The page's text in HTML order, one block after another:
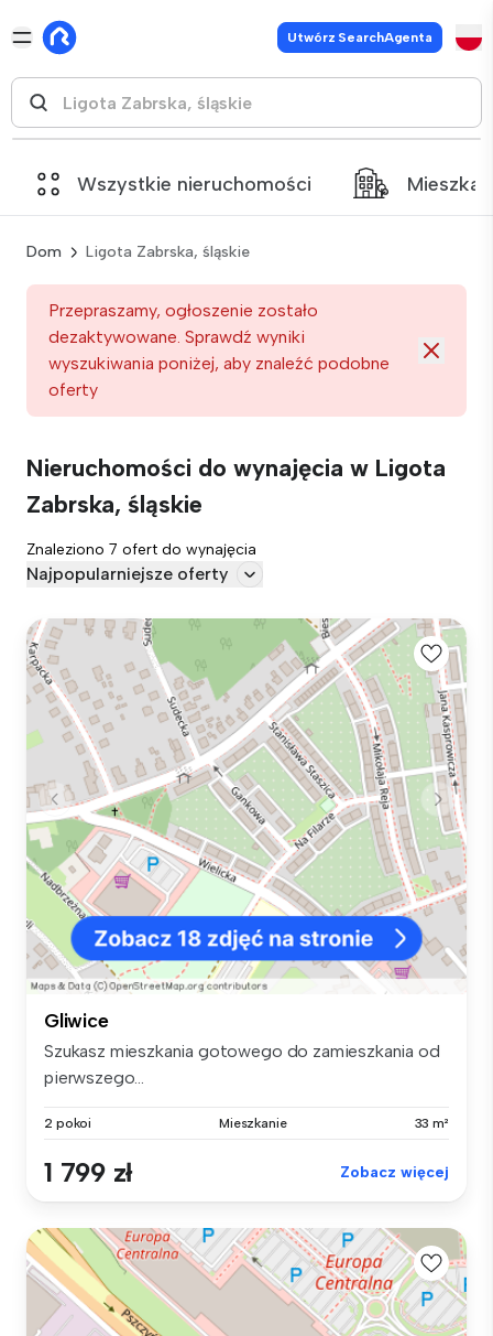
Utwórz SearchAgenta
Wszystkie nieruchomości
Dom Ligota Zabrska, śląskie
Przepraszamy, ogłoszenie zostało
dezaktywowane. Sprawdź wyniki
wyszukiwania poniżej, aby znaleźć podobne
oferty
Nieruchomości do wynajęcia w Ligota
Zabrska, śląskie
Znaleziono 7 ofert do wynajęcia
Najpopularniejsze oferty
Gliwice
Szukasz mieszkania gotowego do zamieszkania od
pierwszego...
2 pokoi Mieszkanie 33 m²
1 799 zł Zobacz więcej